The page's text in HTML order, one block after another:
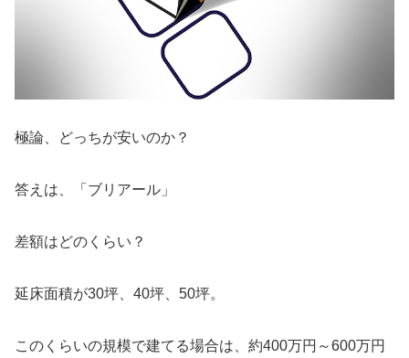
極論、どっちが安いのか？
答えは、「ブリアール」
差額はどのくらい？
延床面積が30坪、40坪、50坪。
このくらいの規模で建てる場合は、約400万円～600万円